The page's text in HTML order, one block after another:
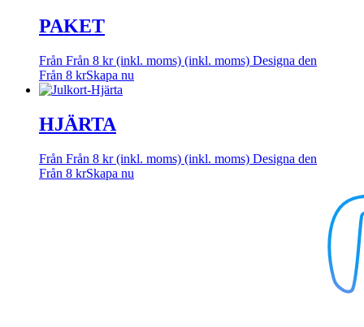
PAKET
Från Från 8 kr (inkl. moms) (inkl. moms) Designa den
Från 8 krSkapa nu
HJÄRTA
Från Från 8 kr (inkl. moms) (inkl. moms) Designa den
Från 8 krSkapa nu